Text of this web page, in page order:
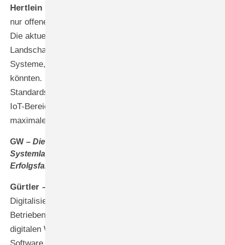
Hertlein –
nur offene Systemarchitekturen am Markt behaupten.
Die aktuelle Konsolidierung in der Fenstersoftware-
Landschaft birgt durchaus die Gefahr geschlossener
Systeme, die Kunden in Abhängigkeiten führen
könnten. Deshalb setzen wir strategisch auf offene
Standards, vergleichbar mit dem Matter-Standard im
IoT-Bereich. Diese Offenheit sichert unseren Partnern
maximale Flexibilität und Zukunftsfähigkeit.
GW –Die Integration in bestehende
Systemlandschaften ist offensichtlich ein kritischer
Erfolgsfaktor?
Gürtler –
Digitalisierungsphilosophie. Die Realität in den
Betrieben zeigt: Viele arbeiten bereits mit etablierten
digitalen Werkzeugen oder branchenspezifischer